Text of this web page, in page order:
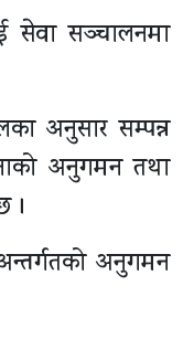
सेवा सञ्चालनमा
अनुसार सम्पन्न
अनुगमन तथा
।
अनुगमन